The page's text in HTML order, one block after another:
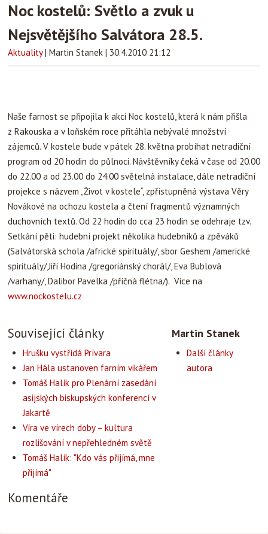
Noc kostelů: Světlo a zvuk u
Nejsvětějšího Salvátora 28.5.
Aktuality | Martin Stanek | 30.4.2010 21:12
Naše farnost se připojila k akci Noc kostelů, která k nám přišla
z Rakouska a v loňském roce přitáhla nebývalé množství
zájemců. V kostele bude v pátek 28. května probíhat netradiční
program od 20 hodin do půlnoci. Návštěvníky čeká v čase od 20.00
do 22.00 a od 23.00 do 24.00 světelná instalace, dále netradiční
projekce s názvem „Život v kostele“, zpřístupněná výstava Věry
Novákové na ochozu kostela a čtení fragmentů významných
duchovních textů. Od 22 hodin do cca 23 hodin se odehraje tzv.
Setkání pěti: hudební projekt několika hudebníků a zpěváků
(Salvátorská schola /africké spirituály/, sbor Geshem /americké
spirituály/,Jiří Hodina /gregoriánský chorál/, Eva Bublová
/varhany/, Dalibor Pavelka /příčná flétna/). Více na
www.nockostelu.cz
Související články
Hrušku vystřídá Prívara
Jan Hála ustanoven farním vikářem
Tomáš Halík pro Plenární zasedání
asijských biskupských konferencí v
Jakartě
Víra ve vírech doby – kultura
rozlišování v nepřehledném světě
Tomáš Halík: "Kdo vás přijímá, mne
přijímá"
Martin Stanek
Další články
autora
Komentáře